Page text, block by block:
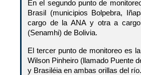
En el segundo punto de
Brasil (municipios Bolpebra,
cargo de la ANA y otra a
(Senamhi) de Bolivia.
El tercer punto de monitoreo es
Wilson Pinheiro (llamado Puente
y Brasiléia en ambas orillas del río.